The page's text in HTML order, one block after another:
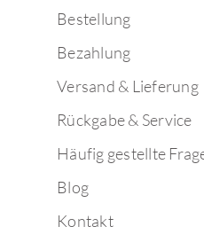
Bestellung
Bezahlung
Versand & Lieferung
Rückgabe & Service
Häufig gestellte
Blog
Kontakt